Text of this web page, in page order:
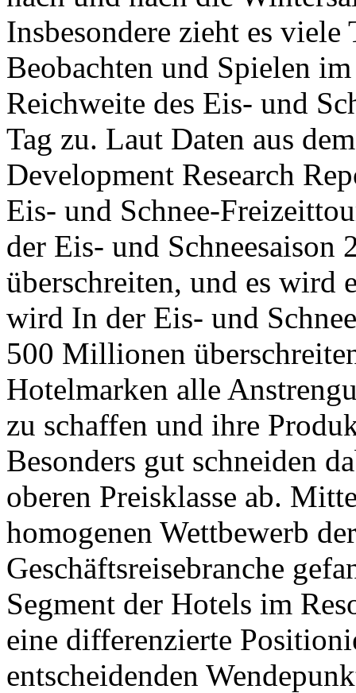
Insbesondere zieht es viele
Beobachten und Spielen
Reichweite des Eis- und
Tag zu. Laut Daten aus
Development Research
Eis- und Schnee-
der Eis- und
überschreiten, und es wird
wird In der Eis- und
500 Millionen
Hotelmarken alle
zu schaffen und ihre
Besonders gut schneiden
oberen Preisklasse ab.
homogenen Wettbewerb
Geschäftsreisebranche
Segment der Hotels im
eine differenzierte
entscheidenden